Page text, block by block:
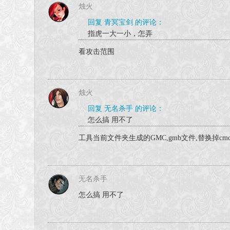
烛火
回复 青冥宝剑 的评论：
指虎一大一小，怎弄
看攻击范围
烛火
回复 无名杀手 的评论：
怎么搞 用不了
工具当前文件夹生成的GMC,gmb文件,替换掉
无名杀手
怎么搞 用不了